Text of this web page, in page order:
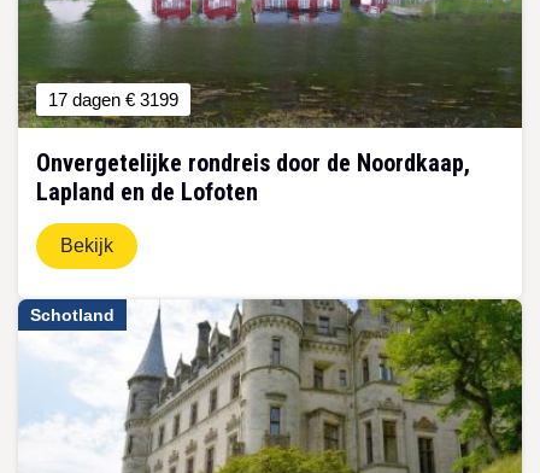
17 dagen € 3199
Onvergetelijke rondreis door de Noordkaap,
Lapland en de Lofoten
Bekijk
Schotland